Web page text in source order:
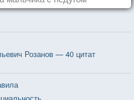
Розанов — 40 цитат